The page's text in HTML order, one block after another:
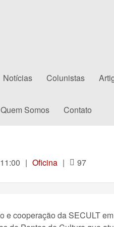
Notícias Colunistas
Quem Somos Contato
| Oficina | 97
e cooperação da SECULT